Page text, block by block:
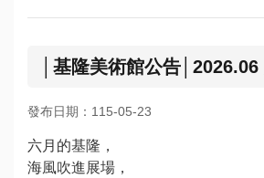
│基隆美術館公告
發布日期：115-05-23
六月的基隆，
海風吹進展場，